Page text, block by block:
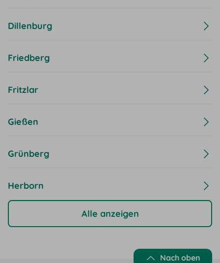
Dillenburg
Friedberg
Fritzlar
Gießen
Grünberg
Herborn
Alle anzeigen
Nach oben